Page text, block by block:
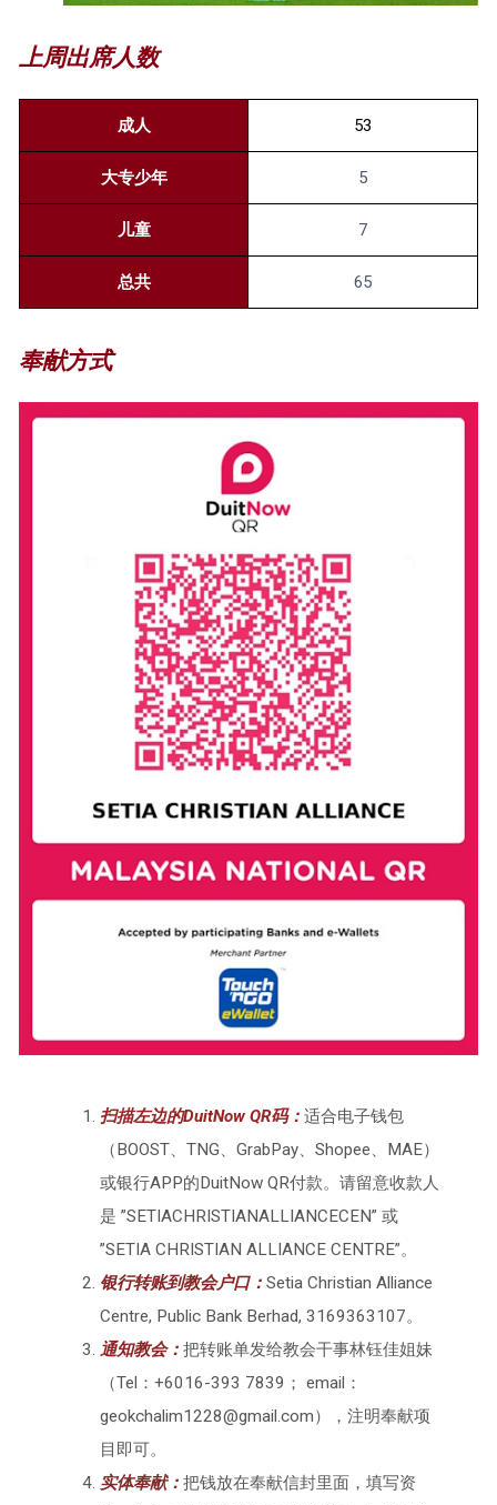
上周出席人数
成人 53
大专少年 5
儿童 7
总共 65
奉献方式
扫描左边的DuitNow QR码： 适合电子钱包
（BOOST、TNG、GrabPay、Shopee、MAE）
或银行APP的DuitNow QR付款。请留意收款人
是 ”SETIACHRISTIANALLIANCECEN” 或
”SETIA CHRISTIAN ALLIANCE CENTRE”。
银行转账到教会户口： Setia Christian Alliance
Centre, Public Bank Berhad, 3169363107。
通知教会： 把转账单发给教会干事林钰佳姐妹
（Tel：+6016-393 7839； email：
geokchalim1228@gmail.com），注明奉献项
目即可。
实体奉献： 把钱放在奉献信封里面，填写资